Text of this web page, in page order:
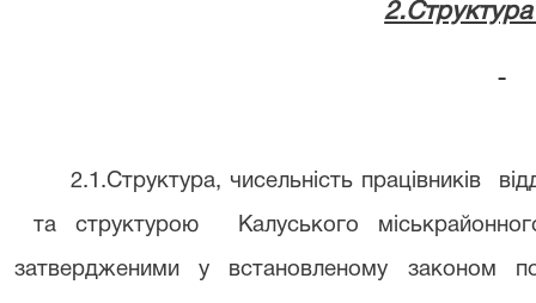
2.Структура
2.1.Структура, чисельність працівників
та структурою Калуського
затвердженими у встановленому законом